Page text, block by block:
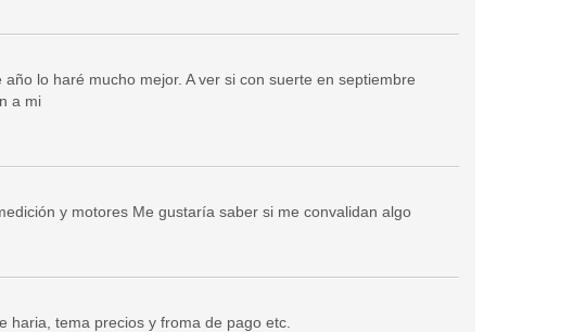
lo haré mucho mejor. A ver si con suerte en septiembre
a mi
y motores Me gustaría saber si me convalidan algo
haria, tema precios y froma de pago etc.